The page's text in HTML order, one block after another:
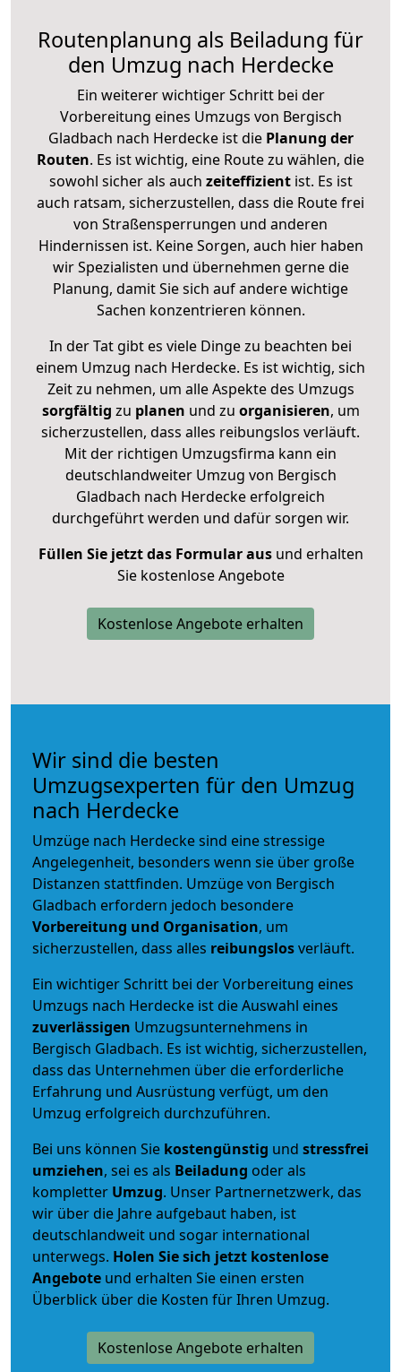
Routenplanung als Beiladung für
den Umzug nach Herdecke
Ein weiterer wichtiger Schritt bei der
Vorbereitung eines Umzugs von Bergisch
Gladbach nach Herdecke ist diePlanung der
Routen. Es ist wichtig, eine Route zu wählen, die
sowohl sicher als auch zeiteffizientist. Es ist
auch ratsam, sicherzustellen, dass die Route frei
von Straßensperrungen und anderen
Hindernissen ist. Keine Sorgen, auch hier haben
wir Spezialisten und übernehmen gerne die
Planung, damit Sie sich auf andere wichtige
Sachen konzentrieren können.
In der Tat gibt es viele Dinge zu beachten bei
einem Umzug nach Herdecke. Es ist wichtig, sich
Zeit zu nehmen, um alle Aspekte des Umzugs
sorgfältig zu planen und zu organisieren, um
sicherzustellen, dass alles reibungslos verläuft.
Mit der richtigen Umzugsfirma kann ein
deutschlandweiter Umzug von Bergisch
Gladbach nach Herdecke erfolgreich
durchgeführt werden und dafür sorgen wir.
Füllen Sie jetzt das Formular ausund erhalten
Sie kostenlose Angebote
Kostenlose Angebote erhalten
Wir sind die besten
Umzugsexperten für den Umzug
nach Herdecke
Umzüge nach Herdecke sind eine stressige
Angelegenheit, besonders wenn sie über große
Distanzen stattfinden. Umzüge von Bergisch
Gladbach erfordern jedoch besondere
Vorbereitung und Organisation, um
sicherzustellen, dass alles reibungslosverläuft.
Ein wichtiger Schritt bei der Vorbereitung eines
Umzugs nach Herdecke ist die Auswahl eines
zuverlässigen Umzugsunternehmens in
Bergisch Gladbach. Es ist wichtig, sicherzustellen,
dass das Unternehmen über die erforderliche
Erfahrung und Ausrüstung verfügt, um den
Umzug erfolgreich durchzuführen.
Bei uns können Sie kostengünstig und stressfrei
umziehen, sei es als Beiladung oder als
kompletter Umzug. Unser Partnernetzwerk, das
wir über die Jahre aufgebaut haben, ist
deutschlandweit und sogar international
unterwegs. Holen Sie sich jetzt kostenlose
Angebote und erhalten Sie einen ersten
Überblick über die Kosten für Ihren Umzug.
Kostenlose Angebote erhalten